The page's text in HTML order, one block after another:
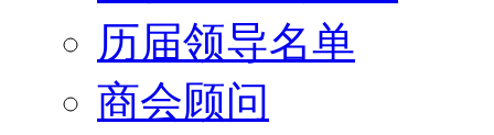
历届领导名单
商会顾问